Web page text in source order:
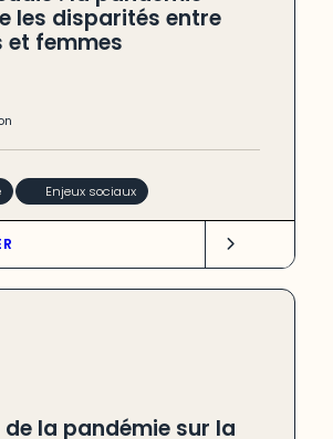
les disparités entre
et femmes
Enjeux sociaux
la pandémie sur la